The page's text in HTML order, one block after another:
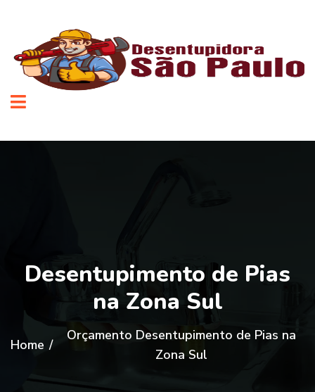
Desentupimento de Pias
na Zona Sul
Home /
Orçamento Desentupimento de Pias na
Zona Sul